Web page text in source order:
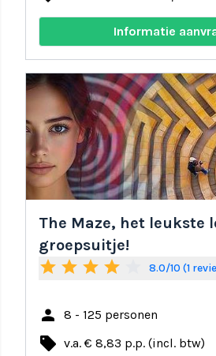
Informatie
The Maze, het leukste
groepsuitje!
star star star star 8.0/10 (1
person 8 - 125 personen
local_offer v.a. € 8,83 p.p. (incl. btw)